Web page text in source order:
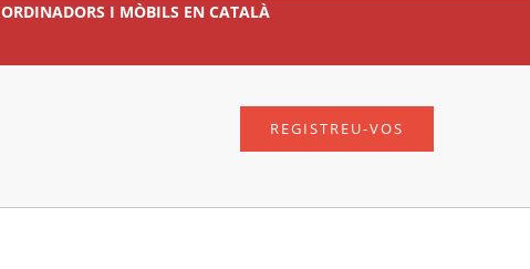
ORDINADORS I MÒBILS EN CATALÀ
REGISTREU-VOS